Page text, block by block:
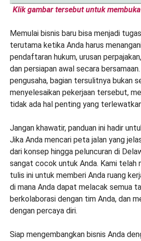
Klik gambar tersebut untuk
Memulai bisnis baru bisa menjadi
terutama ketika Anda harus
pendaftaran hukum, urusan
dan persiapan awal secara
pengusaha, bagian tersulitnya bukan
menyelesaikan pekerjaan tersebut,
tidak ada hal penting yang
Jangan khawatir, panduan ini hadir
Jika Anda mencari peta jalan yang
dari konsep hingga peluncuran di
sangat cocok untuk Anda. Kami telah
tulis ini untuk memberi Anda ruang
di mana Anda dapat melacak semua
berkolaborasi dengan tim Anda, dan
dengan percaya diri.
Siap mengembangkan bisnis Anda